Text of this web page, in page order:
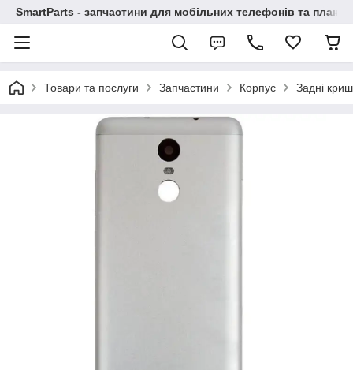
SmartParts - запчастини для мобільних телефонів та
Товари та послуги Запчастини Корпус Задні